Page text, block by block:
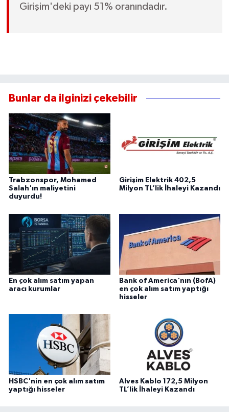
Girişim'deki payı 51% oranındadır.
Bunlar da ilginizi çekebilir
Trabzonspor, Mohamed
Salah'ın maliyetini
duyurdu!
Girişim Elektrik 402,5
Milyon TL’lik İhaleyi Kazandı
En çok alım satım yapan
aracı kurumlar
Bank of America'nın (BofA)
en çok alım satım yaptığı
hisseler
HSBC'nin en çok alım satım
yaptığı hisseler
Alves Kablo 172,5 Milyon
TL’lik İhaleyi Kazandı